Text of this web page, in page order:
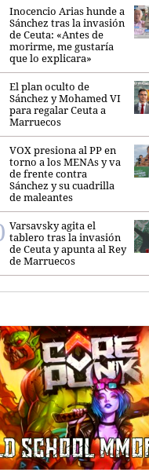
Inocencio Arias hunde a
Sánchez tras la invasión
de Ceuta: «Antes de
morirme, me gustaría
que lo explicara»
El plan oculto de
Sánchez y Mohamed VI
para regalar Ceuta a
Marruecos
VOX presiona al PP en
torno a los MENAs y va
de frente contra
Sánchez y su cuadrilla
de maleantes
Varsavsky agita el
tablero tras la invasión
de Ceuta y apunta al Rey
de Marruecos